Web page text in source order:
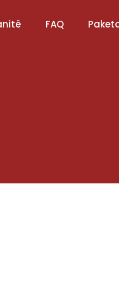
FAQ